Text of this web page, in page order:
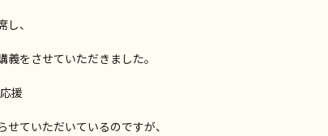
、
をさせていただきました。
援
ていただいているのですが、